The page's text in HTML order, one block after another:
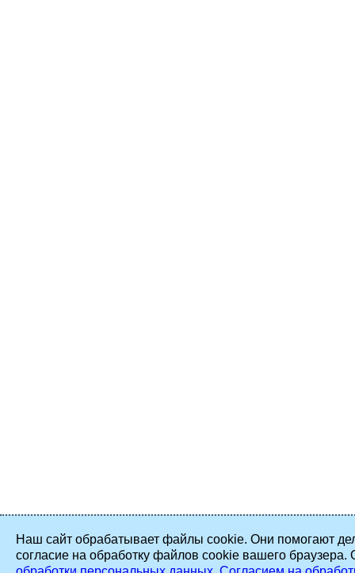
Наш сайт обрабатывает файлы cookie. Они помогают
согласие на обработку файлов cookie вашего